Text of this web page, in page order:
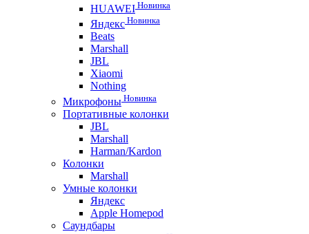
HUAWEI Новинка
Яндекс Новинка
Beats
Marshall
JBL
Xiaomi
Nothing
Микрофоны Новинка
Портативные колонки
JBL
Marshall
Harman/Kardon
Колонки
Marshall
Умные колонки
Яндекс
Apple Homepod
Саундбары